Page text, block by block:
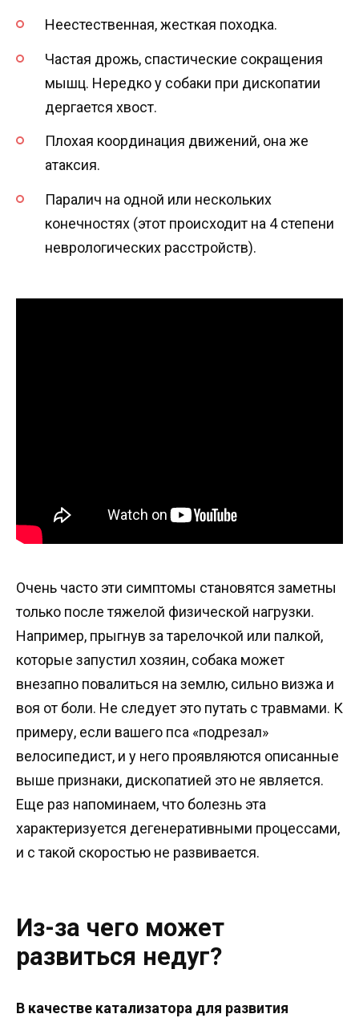
Неестественная, жесткая походка.
Частая дрожь, спастические сокращения
мышц. Нередко у собаки при дископатии
дергается хвост.
Плохая координация движений, она же
атаксия.
Паралич на одной или нескольких
конечностях (этот происходит на 4 степени
неврологических расстройств).
Очень часто эти симптомы становятся заметны
только после тяжелой физической нагрузки.
Например, прыгнув за тарелочкой или палкой,
которые запустил хозяин, собака может
внезапно повалиться на землю, сильно визжа и
воя от боли. Не следует это путать с травмами. К
примеру, если вашего пса «подрезал»
велосипедист, и у него проявляются описанные
выше признаки, дископатией это не является.
Еще раз напоминаем, что болезнь эта
характеризуется дегенеративными процессами,
и с такой скоростью не развивается.
Из-за чего может
развиться недуг?
В качестве катализатора для развития